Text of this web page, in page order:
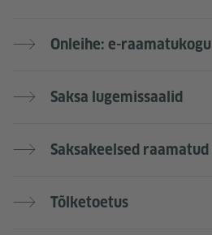
Onleihe: e-raamatukogu
Saksa lugemissaalid
Saksakeelsed
Tõlketoetus